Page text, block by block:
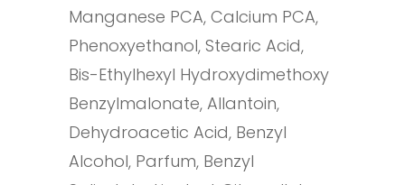
Manganese PCA, Calcium PCA,
Phenoxyethanol, Stearic Acid,
Bis-Ethylhexyl Hydroxydimethoxy
Benzylmalonate, Allantoin,
Dehydroacetic Acid, Benzyl
Alcohol, Parfum, Benzyl